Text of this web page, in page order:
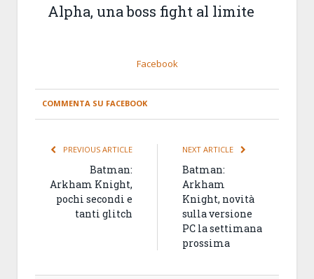
Alpha, una boss fight al limite
Facebook
COMMENTA SU FACEBOOK
PREVIOUS ARTICLE
Batman:
Arkham Knight,
pochi secondi e
tanti glitch
NEXT ARTICLE
Batman:
Arkham
Knight, novità
sulla versione
PC la settimana
prossima